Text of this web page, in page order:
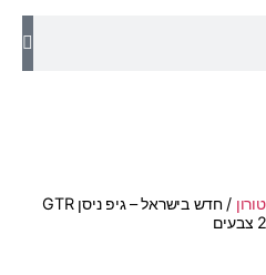
/ חדש בישראל – גיפ ניסן GTR